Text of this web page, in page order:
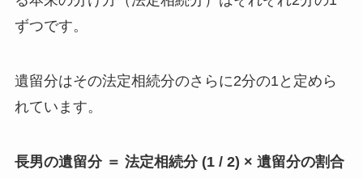
ずつです。
遺留分はその法定相続分のさらに2分の1と定めら
れています。
長男の遺留分 ＝ 法定相続分 (1 / 2) × 遺留分の割合